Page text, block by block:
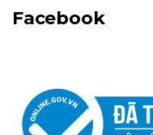
Facebook